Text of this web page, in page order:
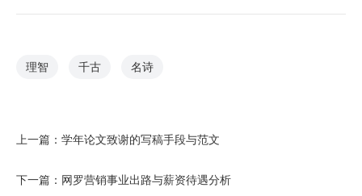
理智 千古 名诗
上一篇： 学年论文致谢的写稿手段与范文
下一篇： 网罗营销事业出路与薪资待遇分析